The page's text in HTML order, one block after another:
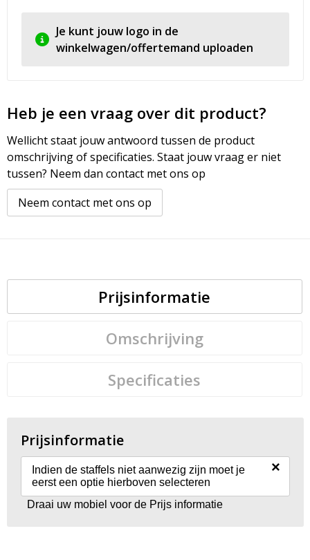
Je kunt jouw logo in de
winkelwagen/offertemand uploaden
Heb je een vraag over dit product?
Wellicht staat jouw antwoord tussen de product
omschrijving of specificaties. Staat jouw vraag er niet
tussen? Neem dan contact met ons op
Neem contact met ons op
Prijsinformatie
Omschrijving
Specificaties
Prijsinformatie
Indien de staffels niet aanwezig zijn moet je
eerst een optie hierboven selecteren
×
Draai uw mobiel voor de Prijs informatie